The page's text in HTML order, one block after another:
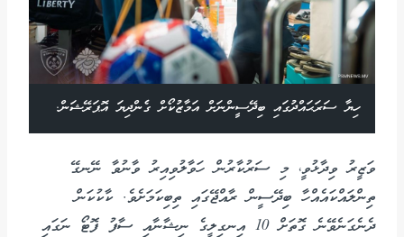
ހިޔާ ސަރަޙައްދުގައި ބިދޭސީންނަށް އަމާޒުކޯށް ގެންދިޔަ އޮޕަރޭޝަން.
ވަޒީރު ވިދާޅުވީ، މި ސަރުކާރުން ހަވާލުވިއިރު ވާނުވާ ނޭނގޭ
ތިންލައްކައެއްހާ ބިދޭސީން ރާއްޖޭގައި ތިބިކަމަށެވެ. ކާކުކަން
ދެނެގަނެވޭނެ ގޮތަށް 10 އިނގިލީގެ ނިޝާނާއި ސާފު ފޮޓޯ ނަގައި